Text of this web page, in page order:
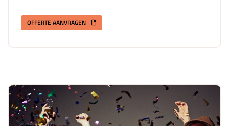
OFFERTE AANVRAGEN